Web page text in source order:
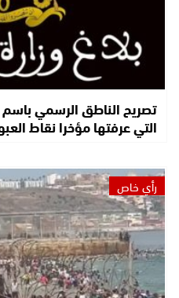
تصريح الناطق الرسمي باسم
التي عرفتها مؤخرا نقاط
رأي خاص